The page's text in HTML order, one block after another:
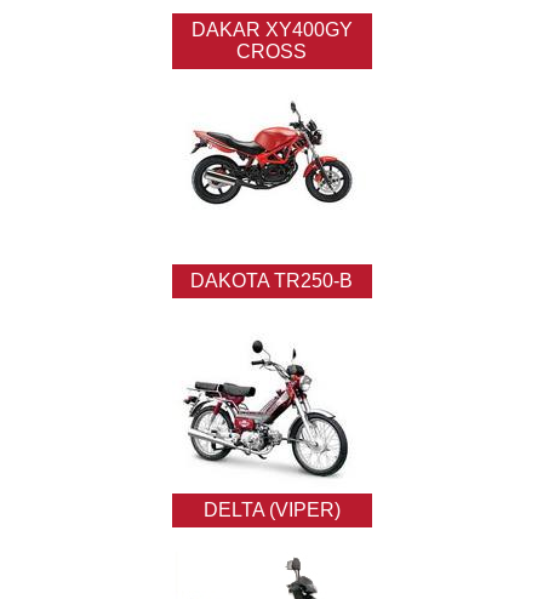
DAKAR XY400GY
CROSS
DAKOTA TR250-B
DELTA (VIPER)